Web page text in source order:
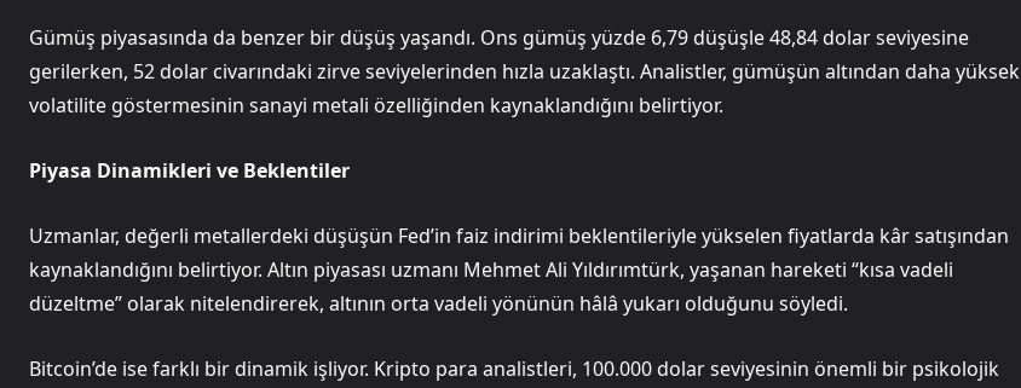
Gümüş piyasasında da benzer bir düşüş yaşandı. Ons gümüş yüzde 6,79 düşüşle 48,84 dolar seviyesine
gerilerken, 52 dolar civarındaki zirve seviyelerinden hızla uzaklaştı. Analistler, gümüşün altından daha yüksek
volatilite göstermesinin sanayi metali özelliğinden kaynaklandığını belirtiyor.
Piyasa Dinamikleri ve Beklentiler
Uzmanlar, değerli metallerdeki düşüşün Fed’in faiz indirimi beklentileriyle yükselen fiyatlarda kâr satışından
kaynaklandığını belirtiyor. Altın piyasası uzmanı Mehmet Ali Yıldırımtürk, yaşanan hareketi “kısa vadeli
düzeltme” olarak nitelendirerek, altının orta vadeli yönünün hâlâ yukarı olduğunu söyledi.
Bitcoin’de ise farklı bir dinamik işliyor. Kripto para analistleri, 100.000 dolar seviyesinin önemli bir psikolojik